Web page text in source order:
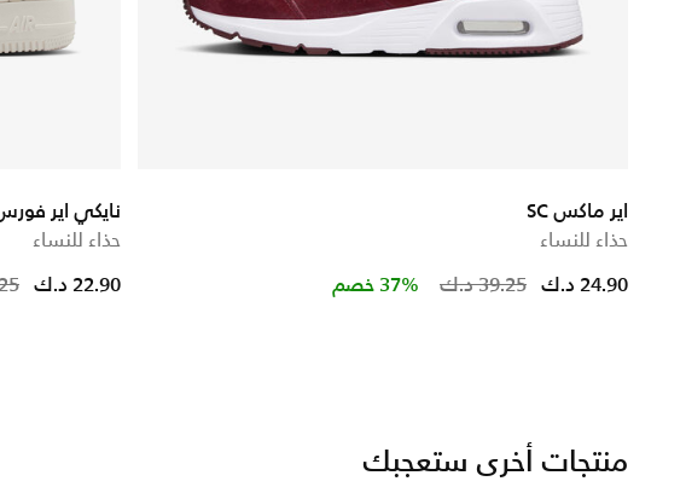
اير ماكس SC
حذاء للنساء
Price reduced
39.25 د.ك to
24.90 د.ك 37% خصم
نايكي اير فورس 1
حذاء للنساء
Price reduced from
to
22.90 د.ك
منتجات أخرى ستعجبك